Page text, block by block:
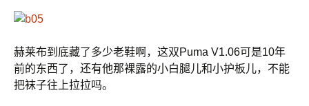
赫莱布到底藏了多少老鞋啊，这双Puma V1.06可是10年
前的东西了，还有他那裸露的小白腿儿和小护板儿，不能
把袜子往上拉拉吗。